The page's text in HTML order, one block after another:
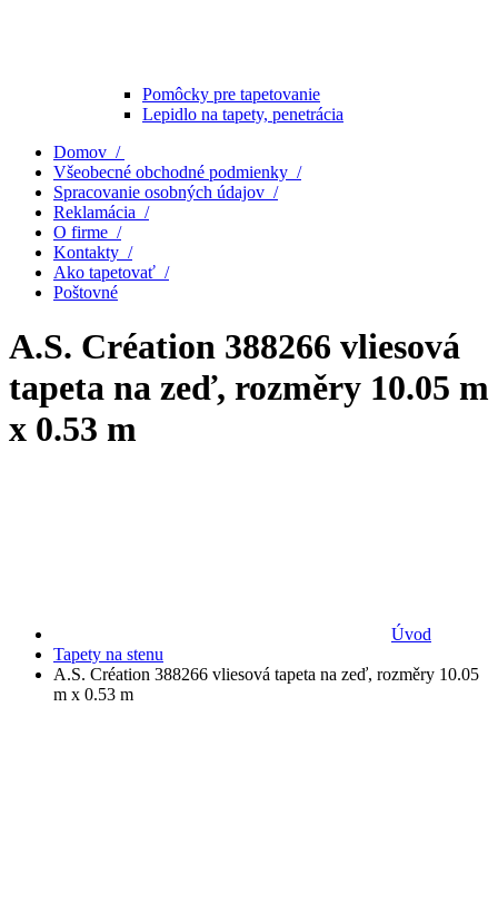
Pomôcky pre tapetovanie
Lepidlo na tapety, penetrácia
Domov /
Všeobecné obchodné podmienky /
Spracovanie osobných údajov /
Reklamácia /
O firme /
Kontakty /
Ako tapetovať /
Poštovné
A.S. Création 388266 vliesová
tapeta na zeď, rozměry 10.05 m
x 0.53 m
Úvod
Tapety na stenu
A.S. Création 388266 vliesová tapeta na zeď, rozměry 10.05
m x 0.53 m